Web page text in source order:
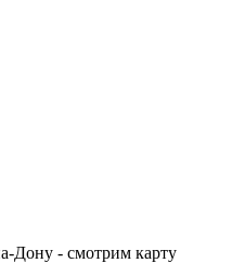
Дону - смотрим карту